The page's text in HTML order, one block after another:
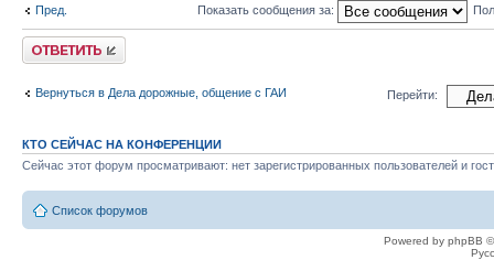
Пред. Показать сообщения за:
Ответить
Вернуться в Дела дорожные, общение с ГАИ Перейти:
КТО СЕЙЧАС НА КОНФЕРЕНЦИИ
Сейчас этот форум просматривают: нет зарегистрированных пользователей и
Список форумов
Powered by phpBB